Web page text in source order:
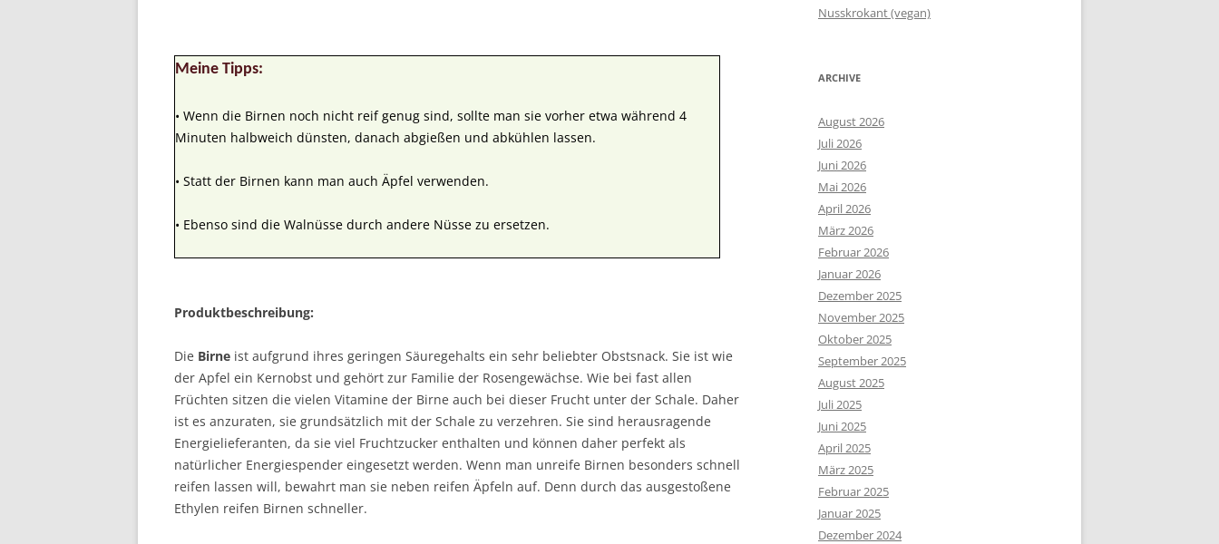
Meine Tipps:
• Wenn die Birnen noch nicht reif genug sind, sollte man sie vorher etwa während 4
Minuten halbweich dünsten, danach abgießen und abkühlen lassen.
• Statt der Birnen kann man auch Äpfel verwenden.
• Ebenso sind die Walnüsse durch andere Nüsse zu ersetzen.
Produktbeschreibung:
Die Birne ist aufgrund ihres geringen Säuregehalts ein sehr beliebter Obstsnack. Sie ist wie
der Apfel ein Kernobst und gehört zur Familie der Rosengewächse. Wie bei fast allen
Früchten sitzen die vielen Vitamine der Birne auch bei dieser Frucht unter der Schale. Daher
ist es anzuraten, sie grundsätzlich mit der Schale zu verzehren. Sie sind herausragende
Energielieferanten, da sie viel Fruchtzucker enthalten und können daher perfekt als
natürlicher Energiespender eingesetzt werden. Wenn man unreife Birnen besonders schnell
reifen lassen will, bewahrt man sie neben reifen Äpfeln auf. Denn durch das ausgestoßene
Ethylen reifen Birnen schneller.
Nusskrokant (vegan)
ARCHIVE
August 2026
Juli 2026
Juni 2026
Mai 2026
April 2026
März 2026
Februar 2026
Januar 2026
Dezember 2025
November 2025
Oktober 2025
September 2025
August 2025
Juli 2025
Juni 2025
April 2025
März 2025
Februar 2025
Januar 2025
Dezember 2024